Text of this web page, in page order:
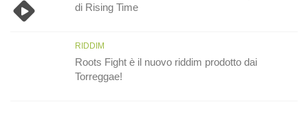
di Rising Time
RIDDIM
Roots Fight è il nuovo riddim prodotto dai
Torreggae!